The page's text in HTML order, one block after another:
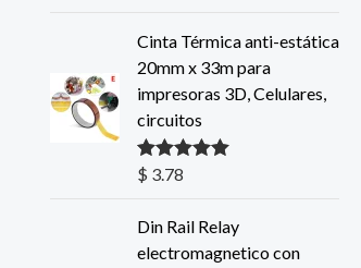
Cinta Térmica anti-estática
20mm x 33m para
impresoras 3D, Celulares,
circuitos
Valorado con
$ 3.78
Din Rail Relay
electromagnetico con